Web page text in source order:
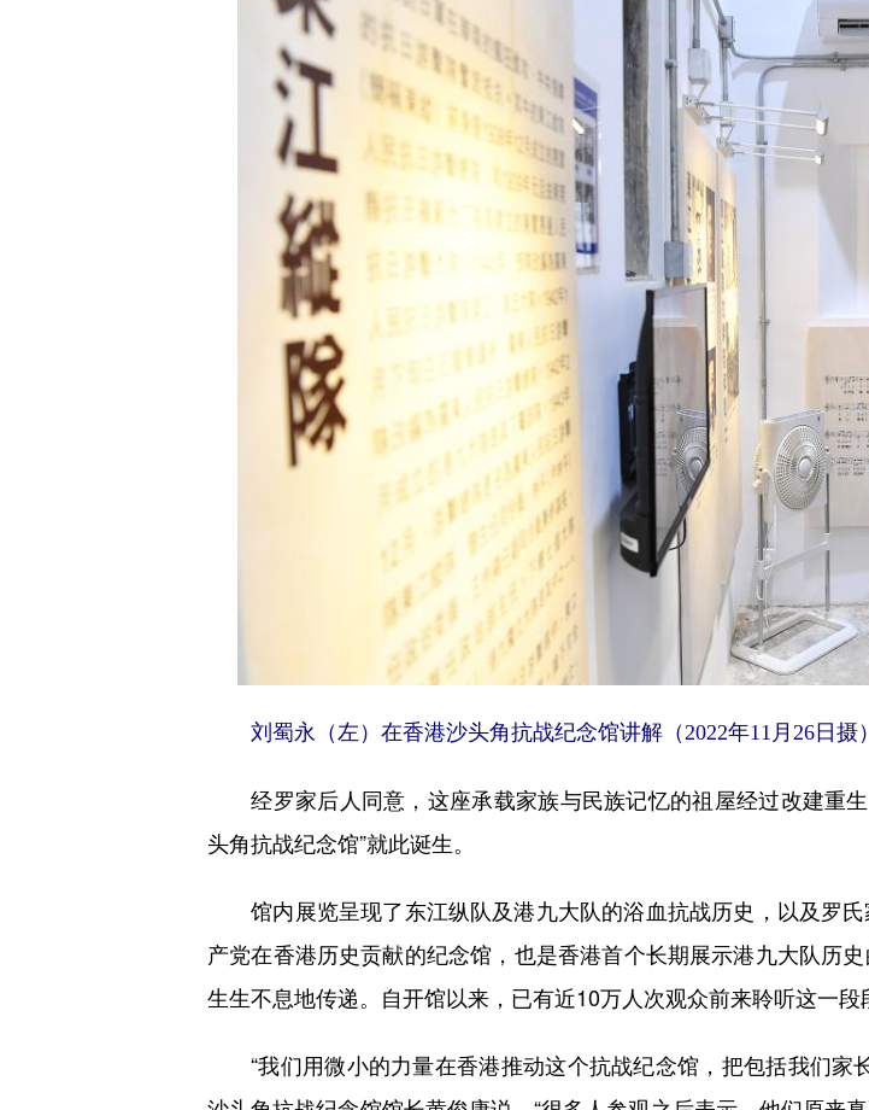
刘蜀永（左）在香港沙头角抗战纪念馆讲解（2022年11月26日摄
经罗家后人同意，这座承载家族与民族记忆的祖屋经过改建重生
头角抗战纪念馆”就此诞生。
馆内展览呈现了东江纵队及港九大队的浴血抗战历史，以及罗氏
产党在香港历史贡献的纪念馆，也是香港首个长期展示港九大队历
生生不息地传递。自开馆以来，已有近10万人次观众前来聆听这一段
“我们用微小的力量在香港推动这个抗战纪念馆，把包括我们家